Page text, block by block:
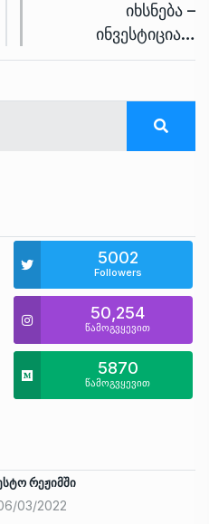
იხსნება –
ინვესტიცია…
5002
Followers
50,254
წამოგვყევით
5870
წამოგვყევით
რეჟიმში
03/2022